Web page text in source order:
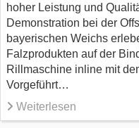
hoher Leistung und
Demonstration bei der
bayerischen Weichs
Falzprodukten auf der
Rillmaschine inline mit
Vorgeführt…
Weiterlesen